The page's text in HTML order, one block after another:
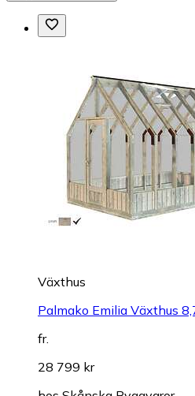
Växthus
Palmako Emilia Växthus
fr.
28 799 kr